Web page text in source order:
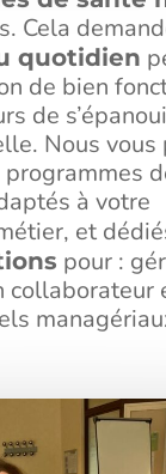
Cela
quotidien
de bien
de
Nous vous
à votre
et
pour :
collaborateur